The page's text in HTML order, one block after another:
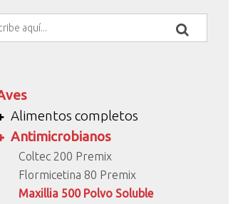
Alimentos completos
Antimicrobianos
Coltec 200 Premix
Flormicetina 80 Premix
Maxillia 500 Polvo Soluble